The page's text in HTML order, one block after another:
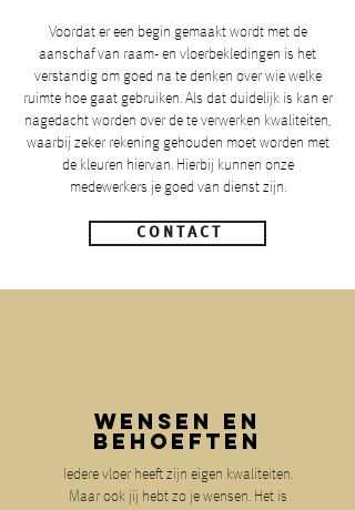
Voordat er een begin gemaakt wordt met de
aanschaf van raam- en vloerbekledingen is het
verstandig om goed na te denken over wie welke
ruimte hoe gaat gebruiken. Als dat duidelijk is kan er
nagedacht worden over de te verwerken kwaliteiten,
waarbij zeker rekening gehouden moet worden met
de kleuren hiervan. Hierbij kunnen onze
medewerkers je goed van dienst zijn.
C O N T A C T
WENSEN EN
BEHOEFTEN
Iedere vloer heeft zijn eigen kwaliteiten.
Maar ook jij hebt zo je wensen. Het is